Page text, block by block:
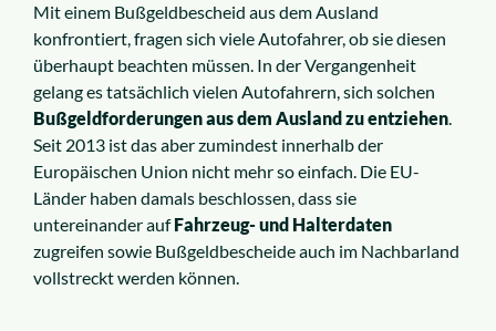
Mit einem Bußgeldbescheid aus dem Ausland
konfrontiert, fragen sich viele Autofahrer, ob sie diesen
überhaupt beachten müssen. In der Vergangenheit
gelang es tatsächlich vielen Autofahrern, sich solchen
Bußgeldforderungen aus dem Ausland zu entziehen.
Seit 2013 ist das aber zumindest innerhalb der
Europäischen Union nicht mehr so einfach. Die EU-
Länder haben damals beschlossen, dass sie
untereinander aufFahrzeug- und Halterdaten
zugreifen sowie Bußgeldbescheide auch im Nachbarland
vollstreckt werden können.